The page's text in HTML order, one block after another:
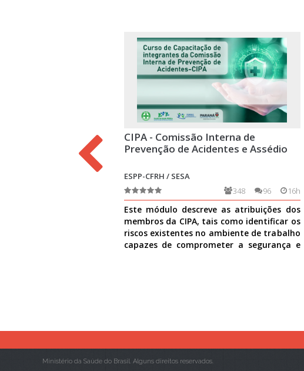
CIPA - Comissão Interna de
Prevenção de Acidentes e Assédio
ESPP-CFRH / SESA
16h
96
348
Este módulo descreve as atribuições dos
membros da CIPA, tais como identificar os
riscos existentes no ambiente de trabalho
capazes de comprometer a segurança e
Ministério da Saúde do Brasil. Alguns direitos reservados.